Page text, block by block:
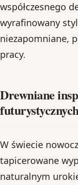
współczesnego
wyrafinowany
niezapomniane,
pracy.
Drewniane
W świecie
tapicerowane
naturalnym